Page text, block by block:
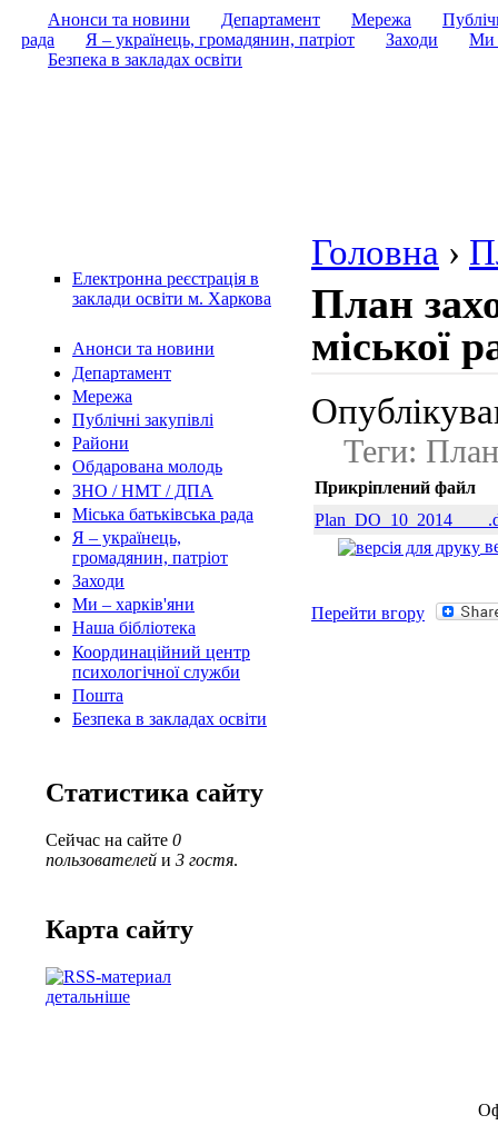
Анонси та новини Департамент Мережа
рада
Я – українець, громадянин, патріот Заходи
Ми
Безпека в закладах освіти
Електронна реєстрація в
заклади освіти м. Харкова
Анонси та новини
Департамент
Мережа
Публічні закупівлі
Райони
Обдарована молодь
ЗНО / НМТ / ДПА
Міська батьківська рада
Я – українець,
громадянин, патріот
Заходи
Ми – харків'яни
Наша бібліотека
Координаційний центр
психологічної служби
Пошта
Безпека в закладах освіти
Статистика сайту
Сейчас на сайте 0
пользователей и 3 гостя.
Карта сайту
детальніше
Головна ›
План
міської
Теги:
Прикріплений файл
Перейти вгору